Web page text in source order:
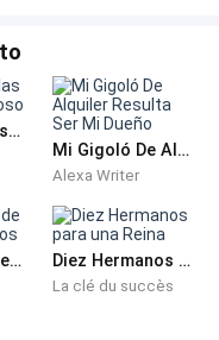
Atrapada en las garras del mafioso
Mi Gigoló De Alquiler Resulta Ser Mi Dueño
Alexa Writer
Las crónicas de los papás guarros Diez Hermanos para una Reina
La clé du succès